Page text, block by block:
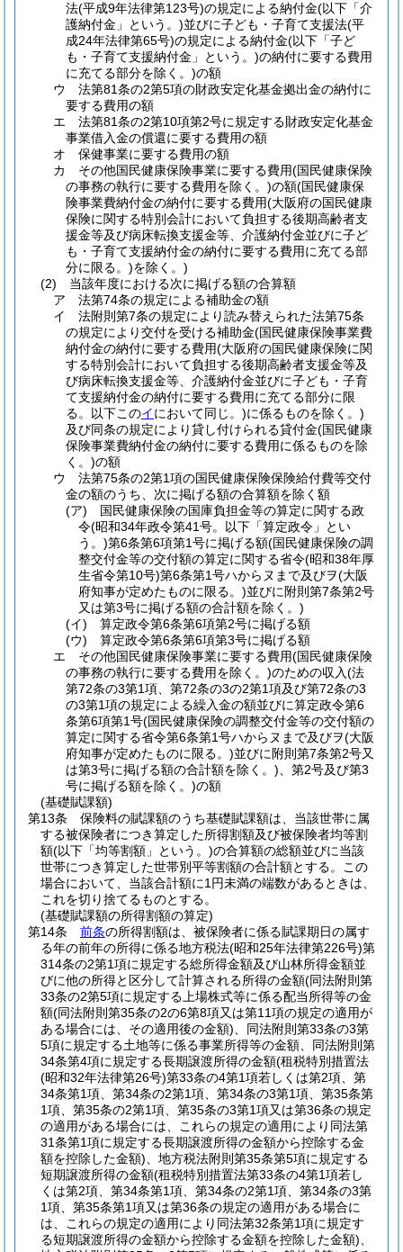
法(平成9年法律第123号)の規定による納付金(以下「介
護納付金」という。)並びに子ども・子育て支援法(平
成24年法律第65号)の規定による納付金(以下「子ど
も・子育て支援納付金」という。)の納付に要する費用
に充てる部分を除く。)の額
ウ
法第81条の2第5項の財政安定化基金拠出金の納付に
要する費用の額
エ
法第81条の2第10項第2号に規定する財政安定化基金
事業借入金の償還に要する費用の額
オ
保健事業に要する費用の額
カ
その他国民健康保険事業に要する費用(国民健康保険
の事務の執行に要する費用を除く。)の額(国民健康保
険事業費納付金の納付に要する費用(大阪府の国民健康
保険に関する特別会計において負担する後期高齢者支
援金等及び病床転換支援金等、介護納付金並びに子ど
も・子育て支援納付金の納付に要する費用に充てる部
分に限る。)を除く。)
(2)
当該年度における次に掲げる額の合算額
ア
法第74条の規定による補助金の額
イ
法附則第7条の規定により読み替えられた法第75条
の規定により交付を受ける補助金(国民健康保険事業費
納付金の納付に要する費用(大阪府の国民健康保険に関
する特別会計において負担する後期高齢者支援金等及
び病床転換支援金等、介護納付金並びに子ども・子育
て支援納付金の納付に要する費用に充てる部分に限
る。以下このイにおいて同じ。)に係るものを除く。)
及び同条の規定により貸し付けられる貸付金(国民健康
保険事業費納付金の納付に要する費用に係るものを除
く。)の額
ウ
法第75条の2第1項の国民健康保険保険給付費等交付
金の額のうち、次に掲げる額の合算額を除く額
(ア)
国民健康保険の国庫負担金等の算定に関する政
令(昭和34年政令第41号。以下「算定政令」とい
う。)第6条第6項第1号に掲げる額(国民健康保険の調
整交付金等の交付額の算定に関する省令(昭和38年厚
生省令第10号)第6条第1号ハからヌまで及びヲ(大阪
府知事が定めたものに限る。)並びに附則第7条第2号
又は第3号に掲げる額の合計額を除く。)
(イ)
算定政令第6条第6項第2号に掲げる額
(ウ)
算定政令第6条第6項第3号に掲げる額
エ
その他国民健康保険事業に要する費用(国民健康保険
の事務の執行に要する費用を除く。)のための収入(法
第72条の3第1項、第72条の3の2第1項及び第72条の3
の3第1項の規定による繰入金の額並びに算定政令第6
条第6項第1号(国民健康保険の調整交付金等の交付額の
算定に関する省令第6条第1号ハからヌまで及びヲ(大阪
府知事が定めたものに限る。)並びに附則第7条第2号又
は第3号に掲げる額の合計額を除く。) 、第2号及び第3
号に掲げる額を除く。)の額
(基礎賦課額)
第13条
保険料の賦課額のうち基礎賦課額は、当該世帯に属
する被保険者につき算定した所得割額及び被保険者均等割
額(以下「均等割額」という。)の合算額の総額並びに当該
世帯につき算定した世帯別平等割額の合計額とする。
この
場合において、当該合計額に1円未満の端数があるときは、
これを切り捨てるものとする。
(基礎賦課額の所得割額の算定)
第14条
前条の所得割額は、被保険者に係る賦課期日の属す
る年の前年の所得に係る地方税法(昭和25年法律第226号)第
314条の2第1項に規定する総所得金額及び山林所得金額並
びに他の所得と区分して計算される所得の金額(同法附則第
33条の2第5項に規定する上場株式等に係る配当所得等の金
額(同法附則第35条の2の6第8項又は第11項の規定の適用が
ある場合には、その適用後の金額) 、同法附則第33条の3第
5項に規定する土地等に係る事業所得等の金額、同法附則第
34条第4項に規定する長期譲渡所得の金額(租税特別措置法
(昭和32年法律第26号)第33条の4第1項若しくは第2項、第
34条第1項、第34条の2第1項、第34条の3第1項、第35条第
1項、第35条の2第1項、第35条の3第1項又は第36条の規定
の適用がある場合には、これらの規定の適用により同法第
31条第1項に規定する長期譲渡所得の金額から控除する金
額を控除した金額) 、地方税法附則第35条第5項に規定する
短期譲渡所得の金額(租税特別措置法第33条の4第1項若し
くは第2項、第34条第1項、第34条の2第1項、第34条の3第
1項、第35条第1項又は第36条の規定の適用がある場合に
は、これらの規定の適用により同法第32条第1項に規定す
る短期譲渡所得の金額から控除する金額を控除した金額)